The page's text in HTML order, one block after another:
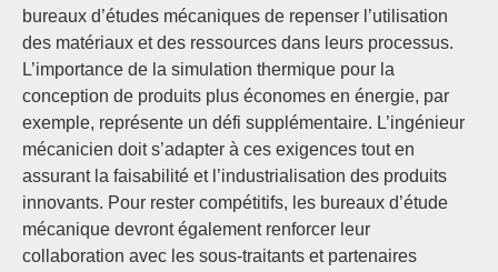
bureaux d’études mécaniques de repenser l’utilisation
des matériaux et des ressources dans leurs processus.
L’importance de la simulation thermique pour la
conception de produits plus économes en énergie, par
exemple, représente un défi supplémentaire. L’ingénieur
mécanicien doit s’adapter à ces exigences tout en
assurant la faisabilité et l’industrialisation des produits
innovants. Pour rester compétitifs, les bureaux d’étude
mécanique devront également renforcer leur
collaboration avec les sous-traitants et partenaires